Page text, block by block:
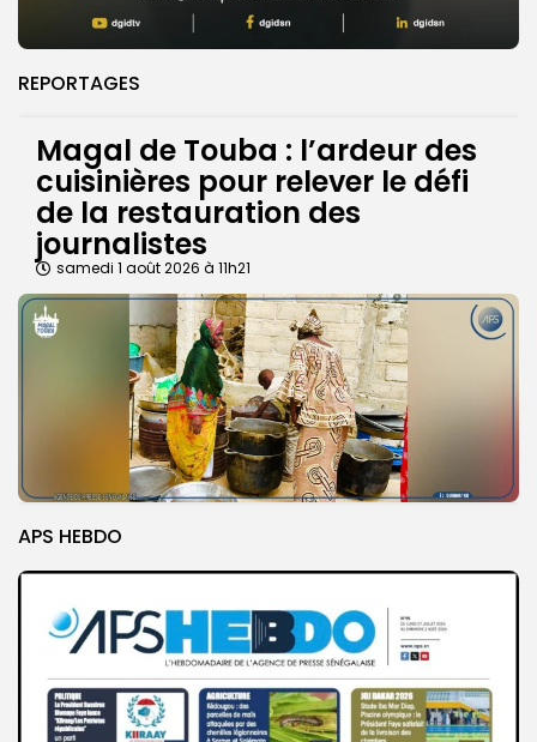
REPORTAGES
Magal de Touba : l’ardeur des
cuisinières pour relever le défi
de la restauration des
journalistes
samedi 1 août 2026 à 11h21
APS HEBDO